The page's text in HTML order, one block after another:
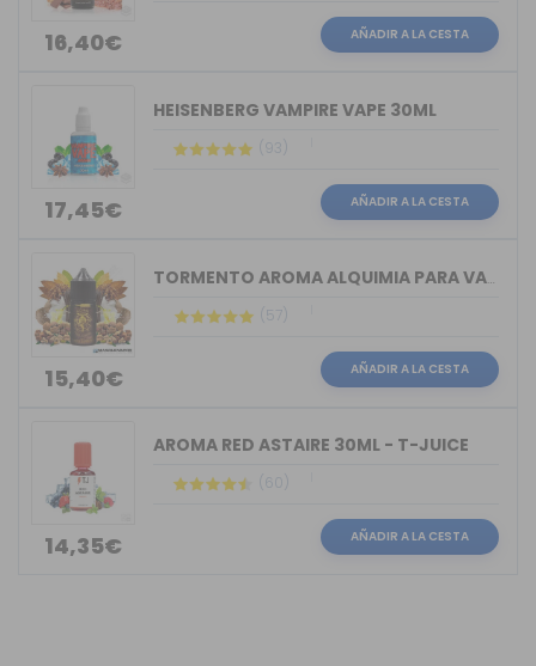
16,40€ AÑADIR A LA CESTA
17,45€
HEISENBERG VAMPIRE VAPE 30ML
(93)
AÑADIR A LA CESTA
15,40€
TORMENTO AROMA ALQUIMIA PARA VAPERS 30ML
(57)
AÑADIR A LA CESTA
14,35€
AROMA RED ASTAIRE 30ML - T-JUICE
(60)
AÑADIR A LA CESTA